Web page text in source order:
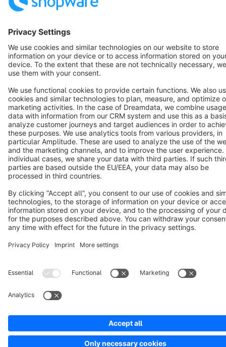
Star 3k+
Terms & Conditions Privacy Legal notice
Cookie settings
Copyright © shopware AG - All rights reserved
Notice: * All prices are quoted net of the statutory value-added tax